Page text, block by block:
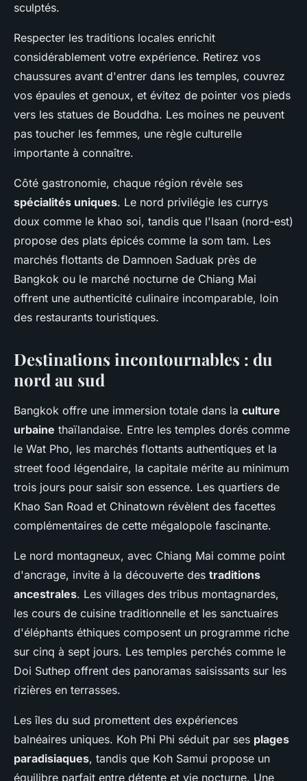
sculptés.
Respecter les traditions locales enrichit
considérablement votre expérience. Retirez vos
chaussures avant d'entrer dans les temples, couvrez
vos épaules et genoux, et évitez de pointer vos pieds
vers les statues de Bouddha. Les moines ne peuvent
pas toucher les femmes, une règle culturelle
importante à connaître.
Côté gastronomie, chaque région révèle ses
spécialités uniques. Le nord privilégie les currys
doux comme le khao soi, tandis que l'Isaan (nord-est)
propose des plats épicés comme la som tam. Les
marchés flottants de Damnoen Saduak près de
Bangkok ou le marché nocturne de Chiang Mai
offrent une authenticité culinaire incomparable, loin
des restaurants touristiques.
Destinations incontournables : du
nord au sud
Bangkok offre une immersion totale dans la culture
urbaine thaïlandaise. Entre les temples dorés comme
le Wat Pho, les marchés flottants authentiques et la
street food légendaire, la capitale mérite au minimum
trois jours pour saisir son essence. Les quartiers de
Khao San Road et Chinatown révèlent des facettes
complémentaires de cette mégalopole fascinante.
Le nord montagneux, avec Chiang Mai comme point
d'ancrage, invite à la découverte des traditions
ancestrales. Les villages des tribus montagnardes,
les cours de cuisine traditionnelle et les sanctuaires
d'éléphants éthiques composent un programme riche
sur cinq à sept jours. Les temples perchés comme le
Doi Suthep offrent des panoramas saisissants sur les
rizières en terrasses.
Les îles du sud promettent des expériences
balnéaires uniques. Koh Phi Phi séduit par ses plages
paradisiaques, tandis que Koh Samui propose un
équilibre parfait entre détente et vie nocturne. Une